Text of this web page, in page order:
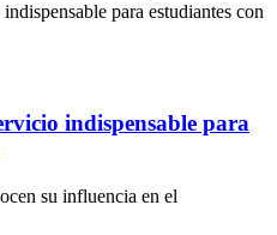
para estudiantes con
indispensable para
su influencia en el